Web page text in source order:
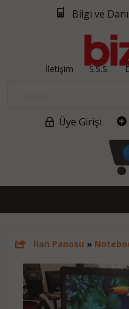
Bilgi ve
İletişim S.S.S.
Üye Girişi
İlan Panosu »